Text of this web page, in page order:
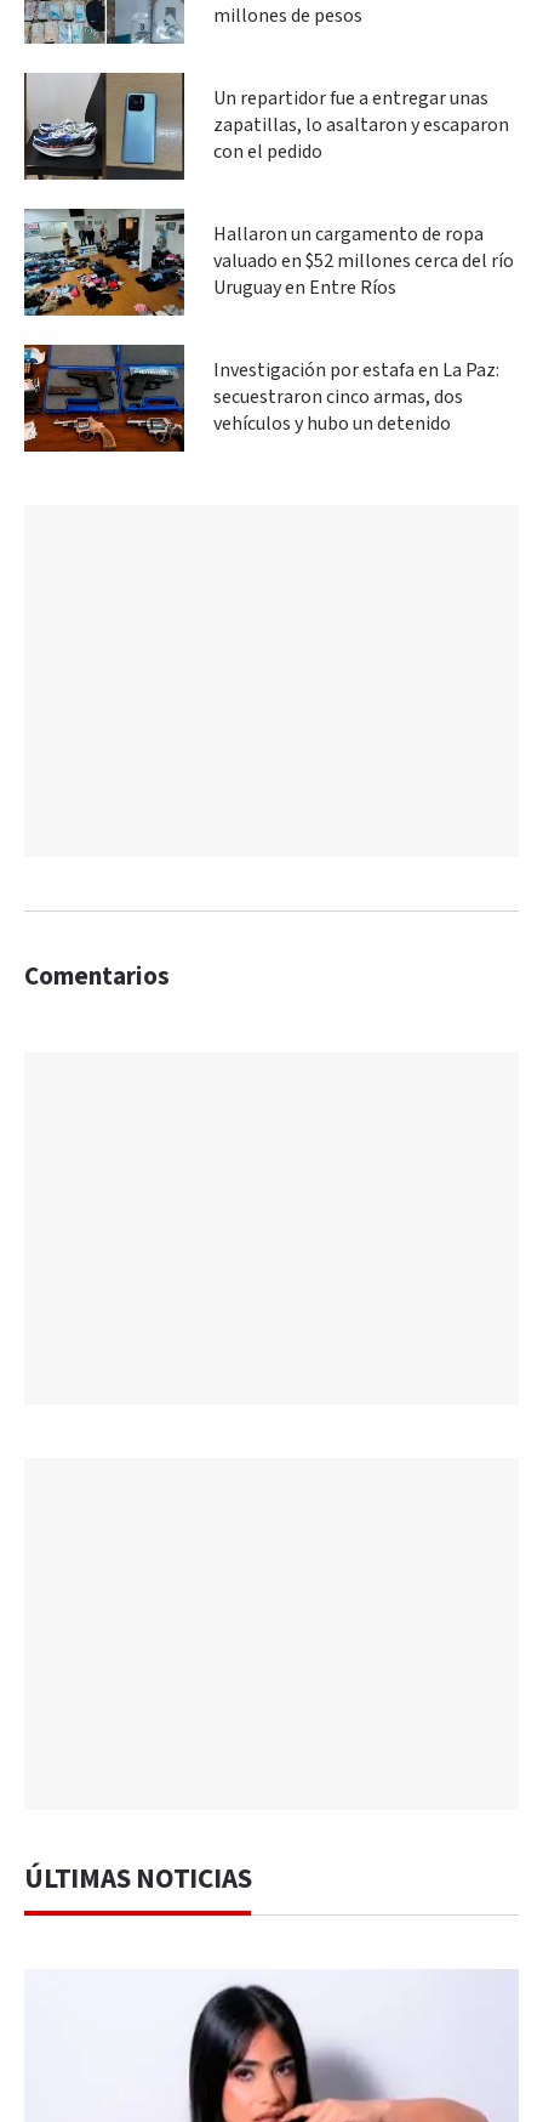
millones de pesos
Un repartidor fue a entregar unas
zapatillas, lo asaltaron y escaparon
con el pedido
Hallaron un cargamento de ropa
valuado en $52 millones cerca del río
Uruguay en Entre Ríos
Investigación por estafa en La Paz:
secuestraron cinco armas, dos
vehículos y hubo un detenido
Comentarios
ÚLTIMAS NOTICIAS